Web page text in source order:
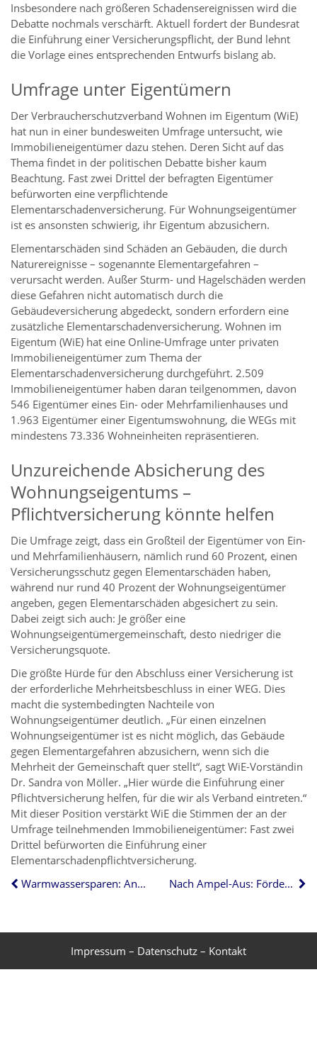
Insbesondere nach größeren Schadensereignissen wird die
Debatte nochmals verschärft. Aktuell fordert der Bundesrat
die Einführung einer Versicherungspflicht, der Bund lehnt
die Vorlage eines entsprechenden Entwurfs bislang ab.
Umfrage unter Eigentümern
Der Verbraucherschutzverband Wohnen im Eigentum (WiE)
hat nun in einer bundesweiten Umfrage untersucht, wie
Immobilieneigentümer dazu stehen. Deren Sicht auf das
Thema findet in der politischen Debatte bisher kaum
Beachtung. Fast zwei Drittel der befragten Eigentümer
befürworten eine verpflichtende
Elementarschadenversicherung. Für Wohnungseigentümer
ist es ansonsten schwierig, ihr Eigentum abzusichern.
Elementarschäden sind Schäden an Gebäuden, die durch
Naturereignisse – sogenannte Elementargefahren –
verursacht werden. Außer Sturm- und Hagelschäden werden
diese Gefahren nicht automatisch durch die
Gebäudeversicherung abgedeckt, sondern erfordern eine
zusätzliche Elementarschadenversicherung. Wohnen im
Eigentum (WiE) hat eine Online-Umfrage unter privaten
Immobilieneigentümer zum Thema der
Elementarschadenversicherung durchgeführt. 2.509
Immobilieneigentümer haben daran teilgenommen, davon
546 Eigentümer eines Ein- oder Mehrfamilienhauses und
1.963 Eigentümer einer Eigentumswohnung, die WEGs mit
mindestens 73.336 Wohneinheiten repräsentieren.
Unzureichende Absicherung des
Wohnungseigentums –
Pflichtversicherung könnte helfen
Die Umfrage zeigt, dass ein Großteil der Eigentümer von Ein-
und Mehrfamilienhäusern, nämlich rund 60 Prozent, einen
Versicherungsschutz gegen Elementarschäden haben,
während nur rund 40 Prozent der Wohnungseigentümer
angeben, gegen Elementarschäden abgesichert zu sein.
Dabei zeigt sich auch: Je größer eine
Wohnungseigentümergemeinschaft, desto niedriger die
Versicherungsquote.
Die größte Hürde für den Abschluss einer Versicherung ist
der erforderliche Mehrheitsbeschluss in einer WEG. Dies
macht die systembedingten Nachteile von
Wohnungseigentümer deutlich. „Für einen einzelnen
Wohnungseigentümer ist es nicht möglich, das Gebäude
gegen Elementargefahren abzusichern, wenn sich die
Mehrheit der Gemeinschaft quer stellt“, sagt WiE-Vorständin
Dr. Sandra von Möller. „Hier würde die Einführung einer
Pflichtversicherung helfen, für die wir als Verband eintreten.“
Mit dieser Position verstärkt WiE die Stimmen der an der
Umfrage teilnehmenden Immobilieneigentümer: Fast zwei
Drittel befürworten die Einführung einer
Elementarschadenpflichtversicherung.
Warmwassersparen: Anlagentechnik wichtiger als Nutzerverhalten
Nach Ampel-Aus: Fördermittel jetzt sichern
Impressum – Datenschutz – Kontakt